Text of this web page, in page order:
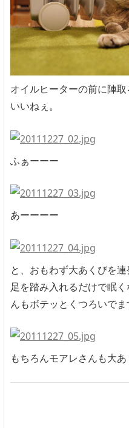
オイルヒーターの前に陣
いいねぇ。
ふぁーーー
あーーーー
と、おもわず大あくびを連
足を踏み入れるだけで眠
んもボテッとくつろいでま
もちろんモアレさんも大あ